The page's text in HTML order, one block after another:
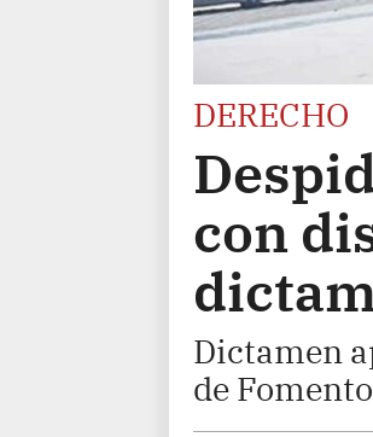
DERECHO
con
Dictamen
de